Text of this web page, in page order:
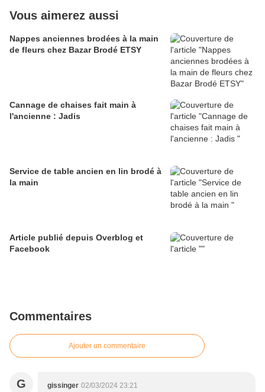
Vous aimerez aussi
Nappes anciennes brodées à la main
de fleurs chez Bazar Brodé ETSY
Cannage de chaises fait main à
l'ancienne : Jadis
Service de table ancien en lin brodé à
la main
Article publié depuis Overblog et
Facebook
Commentaires
Ajouter un commentaire
G gissinger 02/03/2024 23:21